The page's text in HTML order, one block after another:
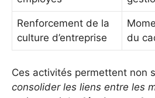
Renforcement de la
culture d’entreprise
du
Ces activités permettent non
consolider les liens entre les